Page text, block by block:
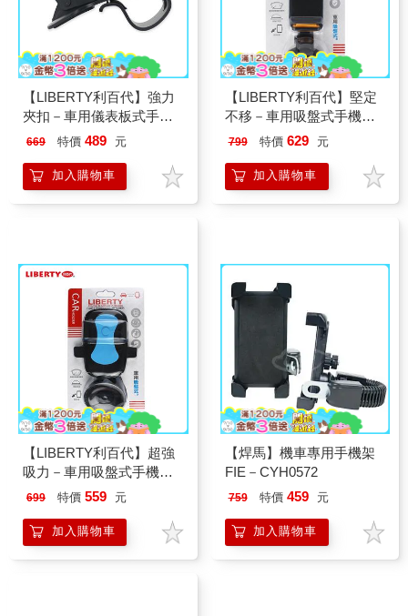
【LIBERTY利百代】強力
夾扣－車用儀表板式手機
架LB－8027HO
669 特價 489 元
加入購物車
【LIBERTY利百代】堅定
不移－車用吸盤式手機架
LB－8028HO
799 特價 629 元
加入購物車
【LIBERTY利百代】超強
吸力－車用吸盤式手機架
LB－8029HO
699 特價 559 元
加入購物車
【焊馬】機車專用手機架
FIE－CYH0572
759 特價 459 元
加入購物車